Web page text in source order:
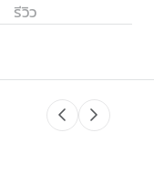
รีวิว